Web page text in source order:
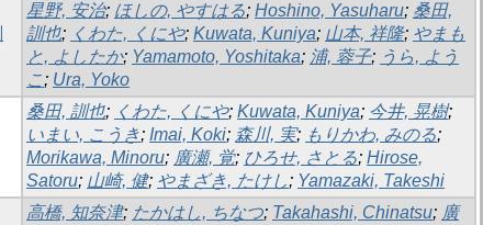
星野, 安治; ほしの, やすはる; Hoshino, Yasuharu; 桑田,
訓也; くわた, くにや; Kuwata, Kuniya; 山本, 祥隆; やまも
と, よしたか; Yamamoto, Yoshitaka; 浦, 蓉子; うら, よう
こ; Ura, Yoko
桑田, 訓也; くわた, くにや; Kuwata, Kuniya; 今井, 晃樹;
いまい, こうき; Imai, Koki; 森川, 実; もりかわ, みのる;
Morikawa, Minoru; 廣瀬, 覚; ひろせ, さとる; Hirose,
Satoru; 山崎, 健; やまざき, たけし; Yamazaki, Takeshi
高橋, 知奈津; たかはし, ちなつ; Takahashi, Chinatsu; 廣